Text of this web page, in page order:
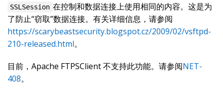
SSLSession 在控制和数据连接上使用相同的内容。这是为
了防止“窃取”数据连接。有关详细信息，请参阅
https://scarybeastsecurity.blogspot.cz/2009/02/vsftpd-
210-released.html。
目前，Apache FTPSClient 不支持此功能。请参阅NET-
408。